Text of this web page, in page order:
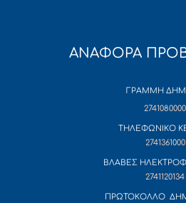
ΑΝΑΦΟΡΑ
ΓΡΑΜΜΗ
2741080000
ΤΗΛΕΦΩΝΙΚΟ
2741361000
ΒΛΑΒΕΣ
2741120134
ΠΡΩΤΟΚΟΛΛΟ